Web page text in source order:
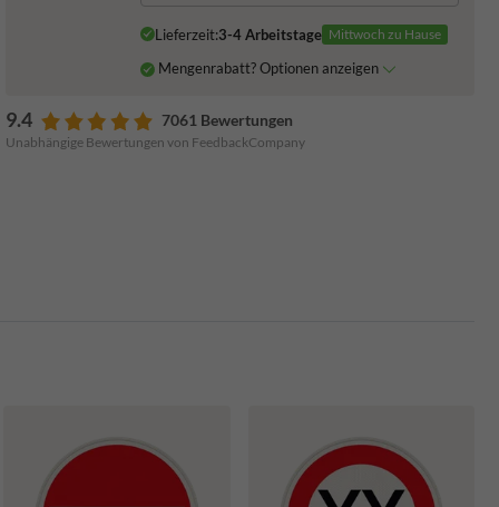
Lieferzeit:3-4 Arbeitstage Mittwoch zu Hause
Mengenrabatt? Optionen anzeigen
9.4 7061 Bewertungen
Unabhängige Bewertungen von FeedbackCompany